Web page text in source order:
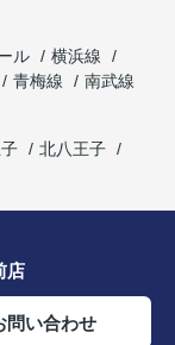
ル
横浜線
青梅線
南武線
北八王子
店
問い合わせ